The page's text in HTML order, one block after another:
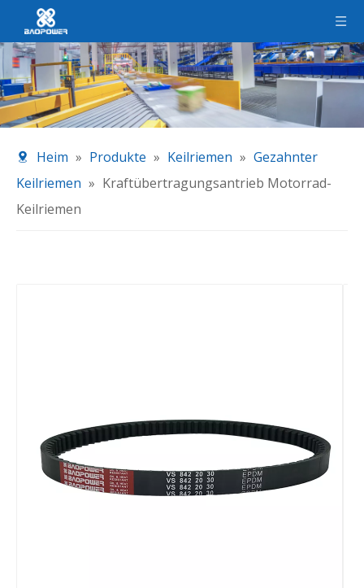
Heim » Produkte » Keilriemen » Gezahnter
Keilriemen » Kraftübertragungsantrieb Motorrad-
Keilriemen